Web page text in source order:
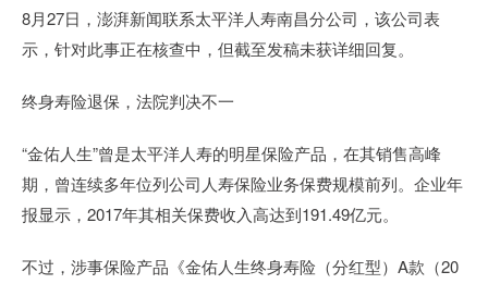
8月27日，澎湃新闻联系太平洋人寿南昌分公司，该公司表
示，针对此事正在核查中，但截至发稿未获详细回复。
终身寿险退保，法院判决不一
“金佑人生”曾是太平洋人寿的明星保险产品，在其销售高峰
期，曾连续多年位列公司人寿保险业务保费规模前列。企业年
报显示，2017年其相关保费收入高达到191.49亿元。
不过，涉事保险产品《金佑人生终身寿险（分红型）A款（20